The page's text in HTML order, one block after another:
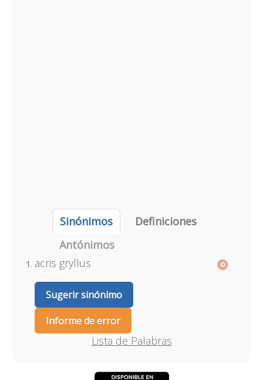
Sinónimos
Definiciones
Antónimos
acris gryllus
Sugerir sinónimo
Informe de error
Lista de Palabras